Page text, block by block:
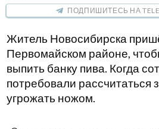
ПОДПИШИТЕСЬ НА
Житель Новосибирска
Первомайском районе,
выпить банку пива. Когда
потребовали рассчитаться
угрожать ножом.